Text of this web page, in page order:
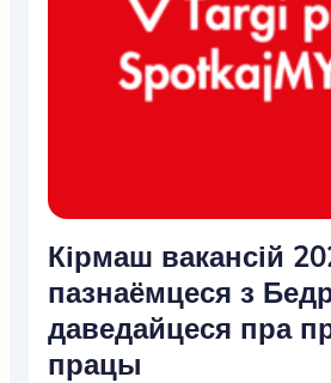
Кірмаш вакансій
пазнаёмцеся з
даведайцеся пра
працы